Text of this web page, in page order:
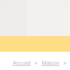
Maison
Accueil » Maison »